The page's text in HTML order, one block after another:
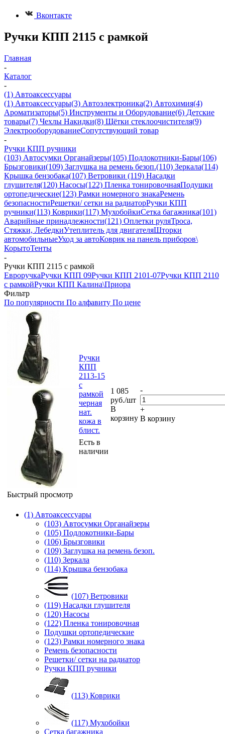
Вконтакте
Ручки КПП 2115 с рамкой
Главная
-
Каталог
-
(1) Автоаксессуары
(1) Автоаксессуары(3) Автоэлектроника(2) Автохимия(4)
Ароматизаторы(5) Инструменты и Оборудование(6) Детские
товары(7) Чехлы Накидки(8) Щётки стеклоочистителя(9)
ЭлектрооборудованиеСопутствующий товар
-
Ручки КПП ручники
(103) Автосумки Органайзеры(105) Подлокотники-Бары(106)
Брызговики(109) Заглушка на ремень безоп.(110) Зеркала(114)
Крышка бензобака(107) Ветровики (119) Насадки
глушителя(120) Насосы(122) Пленка тонировочнаяПодушки
ортопедические(123) Рамки номерного знакаРемень
безопасностиРешетки/ сетки на радиаторРучки КПП
ручники(113) Коврики(117) МухобойкиСетка багажника(101)
Аварийные принадлежности(121) Оплетки руляТроса,
Стяжки, ЛебедкиУтеплитель для двигателяШторки
автомобильныеУход за автоКоврик на панель приборов\
КорытоТенты
-
Ручки КПП 2115 с рамкой
ЕвроручкаРучки КПП 09Ручки КПП 2101-07Ручки КПП 2110
с рамкойРучки КПП Калина\Приора
Фильтр
По популярности По алфавиту По цене
Быстрый просмотр
Ручки
КПП
2113-15
с
рамкой
черная
нат.
кожа в
блист.
Есть в
наличии
1 085
руб./шт
В
корзину
-
+
В корзину
(1) Автоаксессуары
(103) Автосумки Органайзеры
(105) Подлокотники-Бары
(106) Брызговики
(109) Заглушка на ремень безоп.
(110) Зеркала
(114) Крышка бензобака
(107) Ветровики
(119) Насадки глушителя
(120) Насосы
(122) Пленка тонировочная
Подушки ортопедические
(123) Рамки номерного знака
Ремень безопасности
Решетки/ сетки на радиатор
Ручки КПП ручники
(113) Коврики
(117) Мухобойки
Сетка багажника